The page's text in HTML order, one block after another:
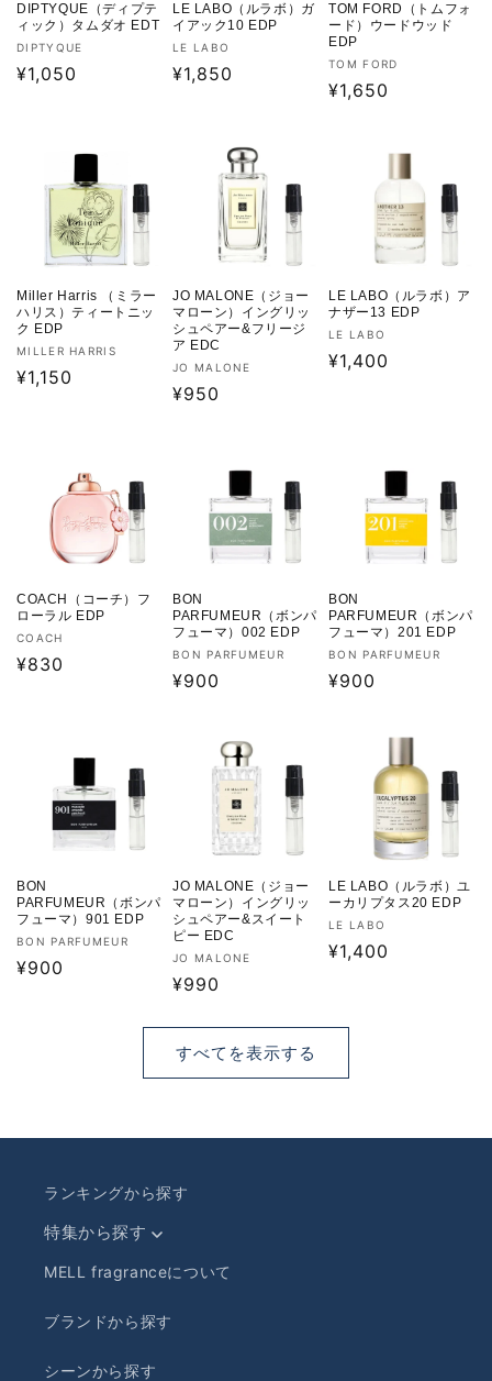
DIPTYQUE（ディプテ
ィック）タムダオ EDT
販
売
DIPTYQUE
通
¥1,050
LE LABO（ルラボ）ガ
イアック10 EDP
販
売
LE LABO
通
¥1,850
TOM FORD（トムフォ
ード）ウードウッド
EDP
販
売
TOM FORD
通
¥1,650
Miller Harris （ミラー
ハリス）ティートニッ
ク EDP
販
売
MILLER HARRIS
通
¥1,150
JO MALONE（ジョー
マローン）イングリッ
シュペアー&フリージ
ア EDC
販
売
JO MALONE
通
¥950
LE LABO（ルラボ）ア
ナザー13 EDP
販
売
LE LABO
通
¥1,400
COACH（コーチ）フ
ローラル EDP
販
売
COACH
通
¥830
BON
PARFUMEUR（ボンパ
フューマ）002 EDP
販
売
BON PARFUMEUR
通
¥900
BON
PARFUMEUR（ボンパ
フューマ）201 EDP
販
売
BON PARFUMEUR
通
¥900
BON
PARFUMEUR（ボンパ
フューマ）901 EDP
販
売
BON PARFUMEUR
通
¥900
JO MALONE（ジョー
マローン）イングリッ
シュペアー&スイート
ピー EDC
販
売
JO MALONE
通
格
¥990
LE LABO（ルラボ）ユ
ーカリプタス20 EDP
販
売
LE LABO
通
格
¥1,400
すべてを表示する
ランキングから探す
特集から探す
MELL fragranceについて
ブランドから探す
シーンから探す